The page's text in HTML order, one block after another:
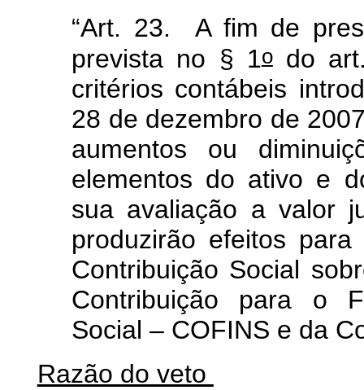
“Art. 23. A fim de
prevista no § 1odo
critérios contábeis
28 de dezembro de
aumentos ou
elementos do ativo e
sua avaliação a valor
produzirão efeitos
Contribuição Social
Contribuição para o
Social – COFINS e da
Razão do veto